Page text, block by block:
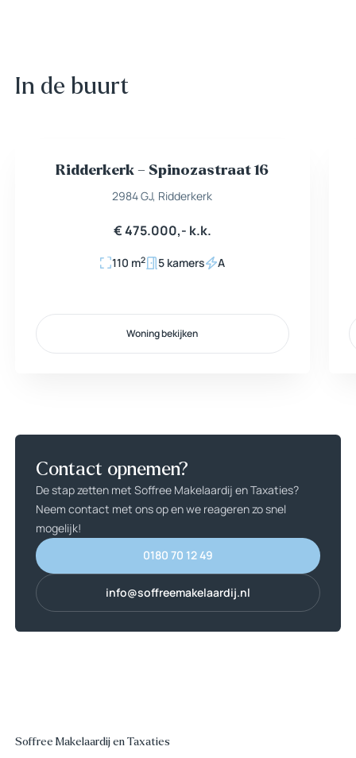
In de buurt
Nieuw Beschikbaar
Ridderkerk – Spinozastraat 16
2984 GJ, Ridderkerk
€ 475.000,- k.k.
110 m2 5 kamers A
Woning bekijken
Contact opnemen?
De stap zetten met Soffree Makelaardij en Taxaties?
Neem contact met ons op en we reageren zo snel
mogelijk!
0180 70 12 49
0180 70 12 49
info@soffreemakelaardij.nl
info@soffreemakelaardij.nl
Soffree Makelaardij en Taxaties